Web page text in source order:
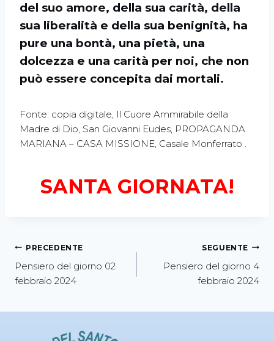
del suo amore, della sua carità, della
sua liberalità e della sua benignità, ha
pure una bontà, una pietà, una
dolcezza e una carità per noi, che non
può essere concepita dai mortali.
Fonte: copia digitale, Il Cuore Ammirabile della
Madre di Dio, San Giovanni Eudes, PROPAGANDA
MARIANA – CASA MISSIONE, Casale Monferrato .
SANTA GIORNATA!
PRECEDENTE
Pensiero del giorno 02
febbraio 2024
SEGUENTE
Pensiero del giorno 4
febbraio 2024